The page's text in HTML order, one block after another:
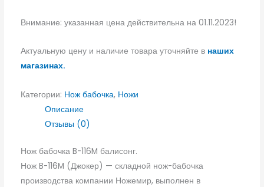
Внимание: указанная цена действительна на 01.11.2023!
Актуальную цену и наличие товара уточняйте в наших
магазинах.
Категории: Нож бабочка, Ножи
Описание
Отзывы (0)
Нож бабочка B-116M балисонг.
Нож B-116M (Джокер) — складной нож-бабочка
производства компании Ножемир, выполнен в